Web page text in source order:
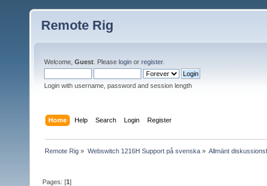
Remote Rig
Welcome, Guest . Please login or register.
Login with username, password and session length
Home Help Search Login Register
Remote Rig » Webswitch 1216H Support på svenska» Allmänt
Pages: [1]